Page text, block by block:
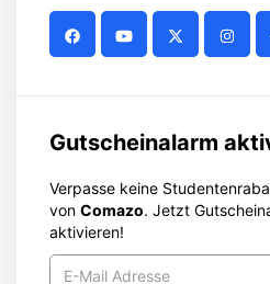
Gutscheinalarm
Verpasse keine
von Comazo. Jetzt
aktivieren!